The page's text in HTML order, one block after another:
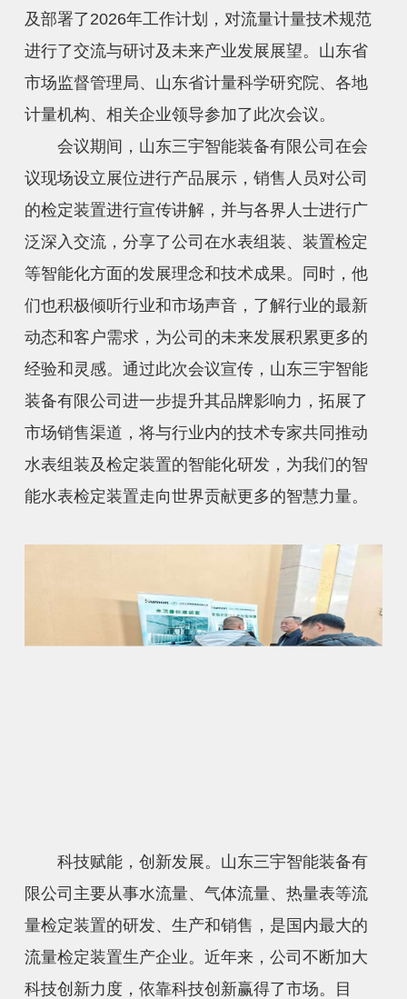
及部署了2026年工作计划，对流量计量技术规范
进行了交流与研讨及未来产业发展展望。山东省
市场监督管理局、山东省计量科学研究院、各地
计量机构、相关企业领导参加了此次会议。
会议期间，山东三宇智能装备有限公司在会
议现场设立展位进行产品展示，销售人员对公司
的检定装置进行宣传讲解，并与各界人士进行广
泛深入交流，分享了公司在水表组装、装置检定
等智能化方面的发展理念和技术成果。同时，他
们也积极倾听行业和市场声音，了解行业的最新
动态和客户需求，为公司的未来发展积累更多的
经验和灵感。通过此次会议宣传，山东三宇智能
装备有限公司进一步提升其品牌影响力，拓展了
市场销售渠道，将与行业内的技术专家共同推动
水表组装及检定装置的智能化研发，为我们的智
能水表检定装置走向世界贡献更多的智慧力量。
科技赋能，创新发展。山东三宇智能装备有
限公司主要从事水流量、气体流量、热量表等流
量检定装置的研发、生产和销售，是国内最大的
流量检定装置生产企业。近年来，公司不断加大
科技创新力度，依靠科技创新赢得了市场。目